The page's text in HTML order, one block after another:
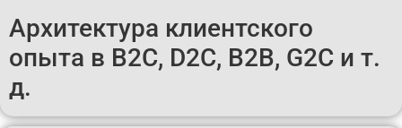
Архитектура клиентского
опыта в B2C, D2C, B2B, G2C и т.
д.